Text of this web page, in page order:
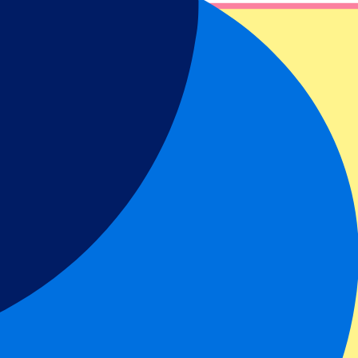
Stadium. ¡Reserva de forma segura y disfruta de la mejor